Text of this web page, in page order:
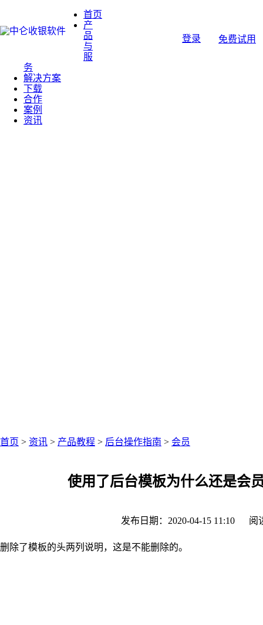
首页
产
品
与
服
务
解决方案
下载
合作
案例
资讯
登录 免费试用
首页 > 资讯 > 产品教程 > 后台操作指南 > 会员
使用了后台模板为什么还是会
发布日期：2020-04-15 11:10 阅
删除了模板的头两列说明，这是不能删除的。